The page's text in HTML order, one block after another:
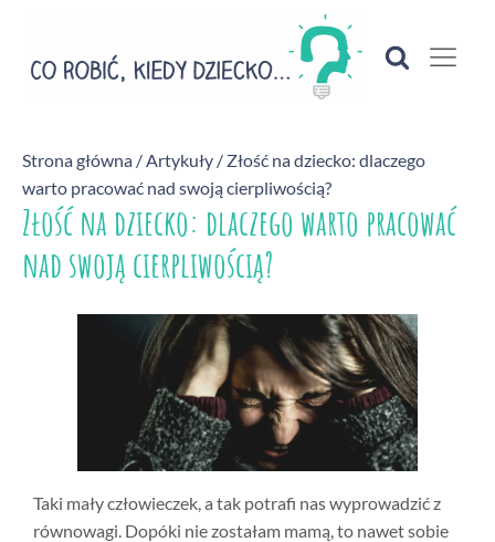
Strona główna /Artykuły / Złość na dziecko: dlaczego
warto pracować nad swoją cierpliwością?
Złość na dziecko: dlaczego warto pracować
nad swoją cierpliwością?
Taki mały człowieczek, a tak potrafi nas wyprowadzić z
równowagi. Dopóki nie zostałam mamą, to nawet sobie